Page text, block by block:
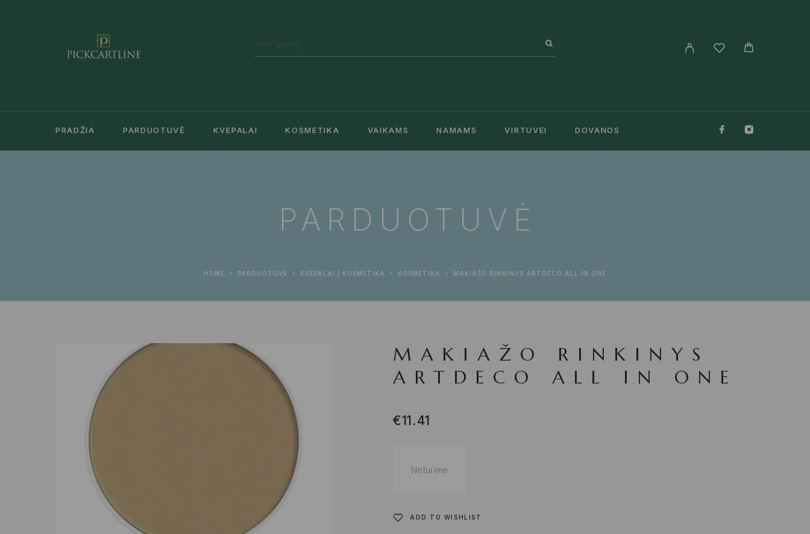
PRADŽIA PARDUOTUVĖ KVEPALAI KOSMETIKA VAIKAMS NAMAMS VIRTUVEI DOVANOS
PARDUOTUVĖ
HOME PARDUOTUVĖ KVEPALAI | KOSMETIKA KOSMETIKA MAKIAŽO RINKINYS ARTDECO ALL IN ONE
MAKIAŽO RINKINYS
ARTDECO ALL IN ONE
€11.41
Neturime
ADD TO WISHLIST